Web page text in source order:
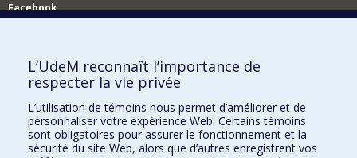
Facebook
Comment soutenir le Département?
BESOIN D'AIDE?
Plan du site
Signaler une erreur
Accessibilité
L’UdeM reconnaît l’importance de
respecter la vie privée
L’utilisation de témoins nous permet d’améliorer et de
personnaliser votre expérience Web. Certains témoins
sont obligatoires pour assurer le fonctionnement et la
sécurité du site Web, alors que d’autres enregistrent vos